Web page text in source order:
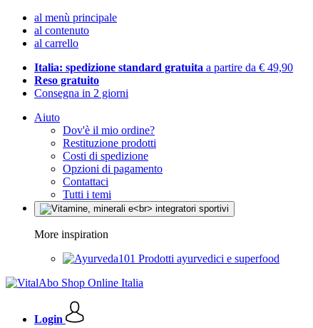
al menù principale
al contenuto
al carrello
Italia: spedizione standard gratuita a partire da € 49,90
Reso gratuito
Consegna in 2 giorni
Aiuto
Dov'è il mio ordine?
Restituzione prodotti
Costi di spedizione
Opzioni di pagamento
Contattaci
Tutti i temi
More inspiration
Prodotti ayurvedici e superfood
Login